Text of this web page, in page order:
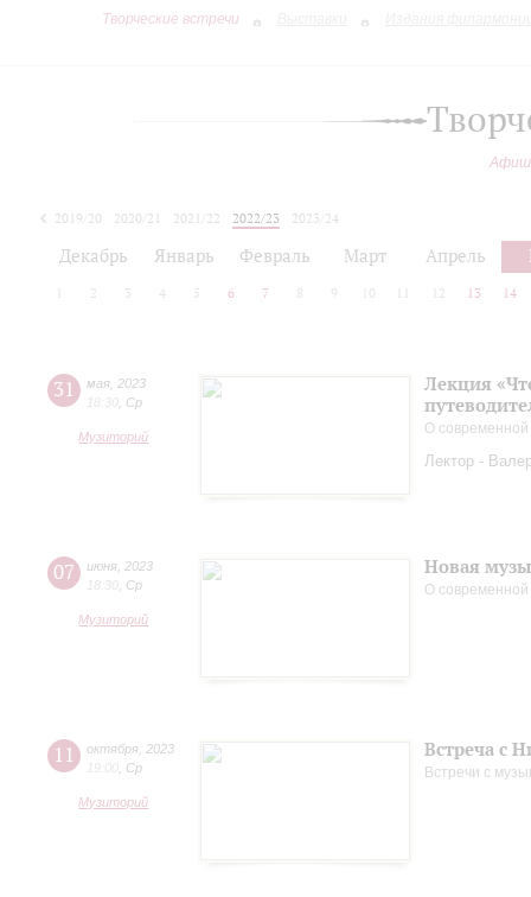
Творческие встречи
2019/20 2020/21 2021/22 2022/23
2023/24
Декабрь Январь Февраль Март Апрель
2 3 4 5 6 7 8 9 10 12 13 14
31 мая 2023
18:30 Ср
Музиторий
Лекция
О
Лектор -
07 июня 2023
18:30 Ср
Музиторий
Новая
О
11 октября 2023
19:00 Ср
Музиторий
Встреча с
Встречи с